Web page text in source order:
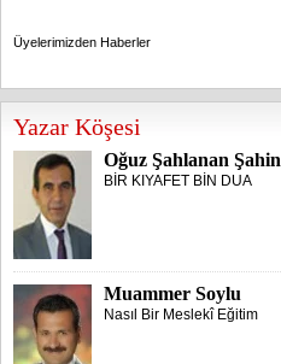
Üyelerimizden Haberler
Yazar Köşesi
Oğuz Şahlanan Şahin
BİR KIYAFET BİN DUA
Muammer Soylu
Nasıl Bir Meslekî Eğitim